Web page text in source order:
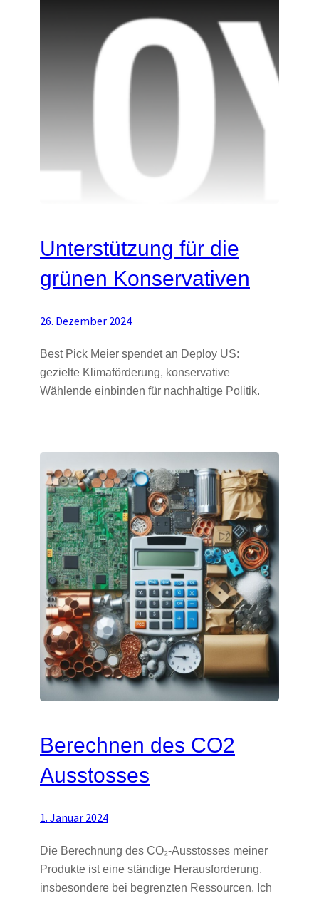
Unterstützung für die
grünen Konservativen
26. Dezember 2024
Best Pick Meier spendet an Deploy US:
gezielte Klimaförderung, konservative
Wählende einbinden für nachhaltige Politik.
Berechnen des CO2
Ausstosses
1. Januar 2024
Die Berechnung des CO₂-Ausstosses meiner
Produkte ist eine ständige Herausforderung,
insbesondere bei begrenzten Ressourcen. Ich